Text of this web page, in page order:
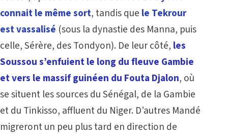
connait le même sort, tandis que le Tekrour
est vassalisé (sous la dynastie des Manna, puis
celle, Sérère, des Tondyon). De leur côté, les
Soussou s’enfuient le long du fleuve Gambie
et vers le massif guinéen du Fouta Djalon, où
se situent les sources du Sénégal, de la Gambie
et du Tinkisso, affluent du Niger. D’autres Mandé
migreront un peu plus tard en direction de